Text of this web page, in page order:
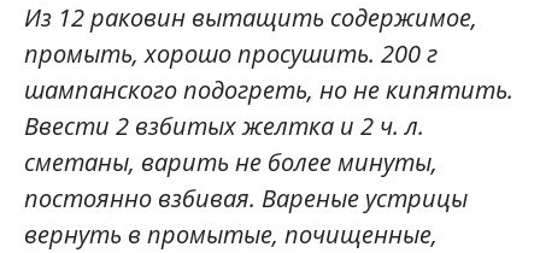
Из 12 раковин вытащить содержимое,
промыть, хорошо просушить. 200 г
шампанского подогреть, но не кипятить.
Ввести 2 взбитых желтка и 2 ч. л.
сметаны, варить не более минуты,
постоянно взбивая. Вареные устрицы
вернуть в промытые, почищенные,